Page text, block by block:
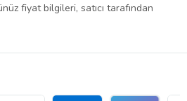
fiyat bilgileri, satıcı tarafından